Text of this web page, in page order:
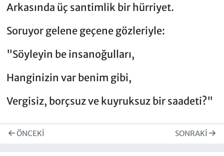
Arkasında üç santimlik bir hürriyet.
Soruyor gelene geçene gözleriyle:
"Söyleyin be insanoğulları,
Hanginizin var benim gibi,
Vergisiz, borçsuz ve kuyruksuz bir saadeti?"
ÖNCEKI SONRAKI